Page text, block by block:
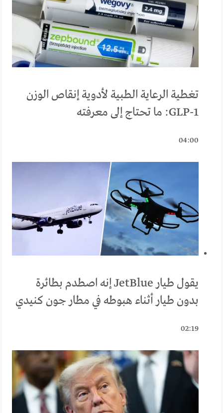
تغطية الرعاية الطبية لأدوية إنقاص الوزن
GLP-1: ما تحتاج إلى معرفته
04:00
يقول طيار JetBlue إنه اصطدم بطائرة
بدون طيار أثناء هبوطه في مطار جون كنيدي
02:19